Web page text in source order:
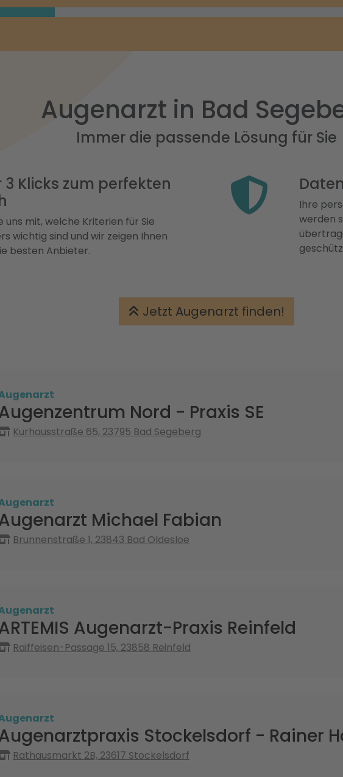
Augenarzt in Bad
Immer die passende Lösung für Sie
3 Klicks zum perfekten
uns mit, welche Kriterien für Sie
wichtig sind und wir zeigen Ihnen
besten Anbieter.
Ihre
werden
Jetzt Augenarzt finden!
Nord - Praxis SE
Kurhausstraße 65, 23795 Bad Segeberg
Michael Fabian
Brunnenstraße 1, 23843 Bad Oldesloe
Augenarzt-Praxis Reinfeld
Raiffeisen-Passage 15, 23858 Reinfeld
Stockelsdorf - Rainer
Rathausmarkt 2B, 23617 Stockelsdorf